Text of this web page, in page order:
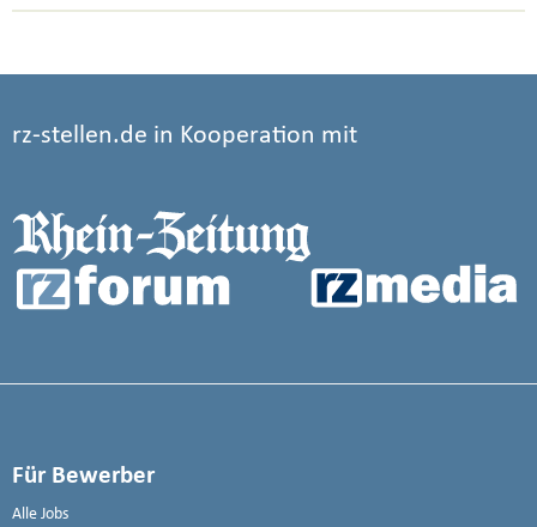
rz-stellen.de in Kooperation mit
Für Bewerber
Alle Jobs